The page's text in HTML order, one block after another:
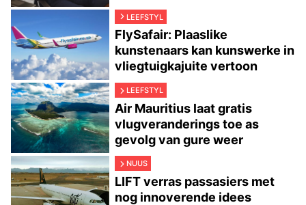
LEEFSTYL
FlySafair: Plaaslike
kunstenaars kan kunswerke in
vliegtuigkajuite vertoon
LEEFSTYL
Air Mauritius laat gratis
vlugveranderings toe as
gevolg van gure weer
NUUS
LIFT verras passasiers met
nog innoverende idees